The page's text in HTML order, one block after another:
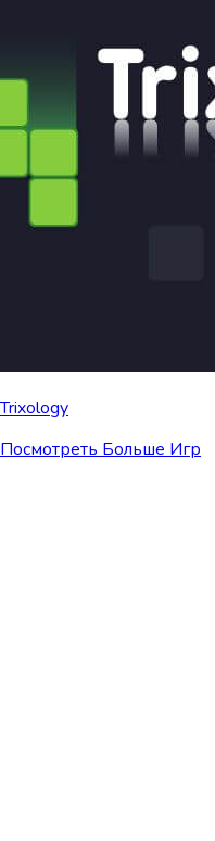
Trixology
Посмотреть Больше Игр